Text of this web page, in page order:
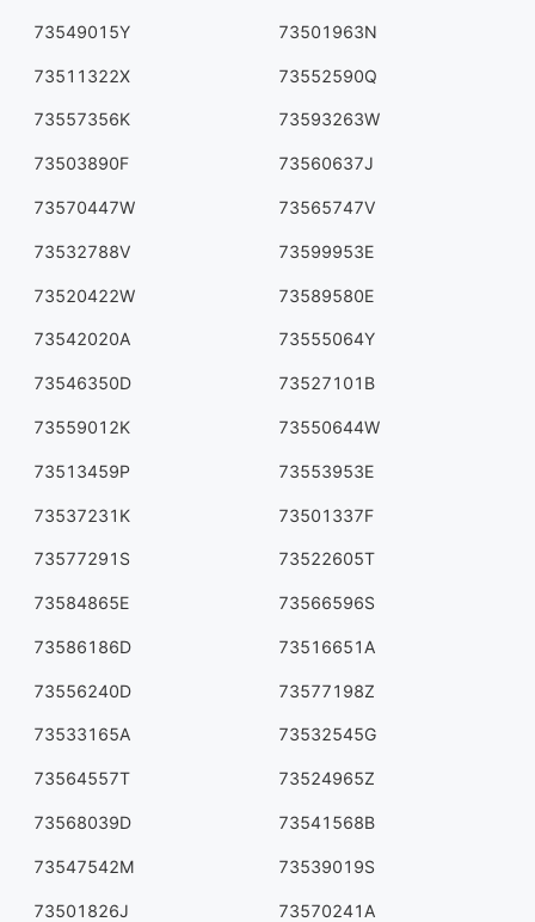
73549015Y 73501963N
73511322X 73552590Q
73557356K 73593263W
73503890F 73560637J
73570447W 73565747V
73532788V 73599953E
73520422W 73589580E
73542020A 73555064Y
73546350D 73527101B
73559012K 73550644W
73513459P 73553953E
73537231K 73501337F
73577291S 73522605T
73584865E 73566596S
73586186D 73516651A
73556240D 73577198Z
73533165A 73532545G
73564557T 73524965Z
73568039D 73541568B
73547542M 73539019S
73501826J 73570241A